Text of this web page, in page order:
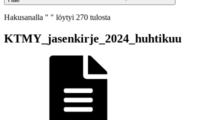
Hakusanalla " " löytyi 270 tulosta
KTMY_jasenkirje_2024_huhtikuu